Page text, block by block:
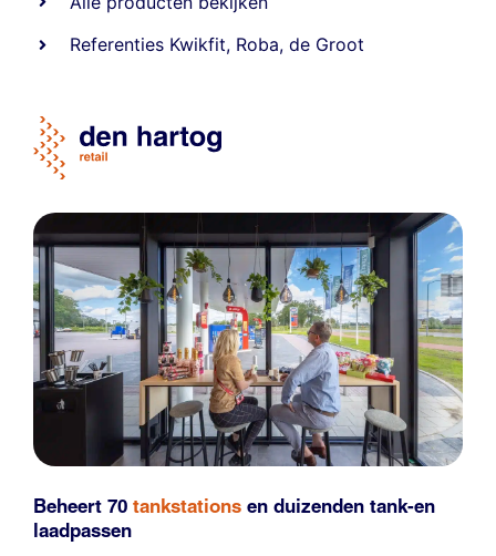
Referenties Kwikfit, Roba,de Groot
Beheert 70 tankstations en duizenden tank-en
laadpassen